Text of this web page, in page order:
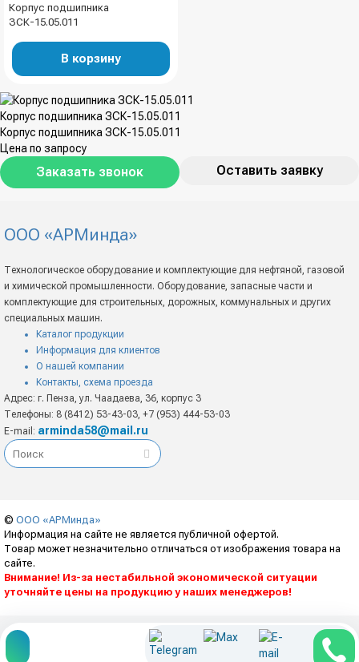
Корпус подшипника
ЗСК-15.05.011
В корзину
Корпус подшипника ЗСК-15.05.011
Корпус подшипника ЗСК-15.05.011
Цена по запросу
Заказать звонок Оставить заявку
ООО «АРМинда»
Технологическое оборудование и комплектующие для нефтяной, газовой
и химической промышленности. Оборудование, запасные части и
комплектующие для строительных, дорожных, коммунальных и других
специальных машин.
Каталог продукции
Информация для клиентов
О нашей компании
Контакты, схема проезда
Адрес: г. Пенза, ул. Чаадаева, 36, корпус 3
Телефоны: 8 (8412) 53-43-03, +7 (953) 444-53-03
E-mail: arminda58@mail.ru
© ООО «АРМинда»
Информация на сайте не является публичной офертой.
Товар может незначительно отличаться от изображения товара на
сайте.
Внимание! Из-за нестабильной экономической ситуации
уточняйте цены на продукцию у наших менеджеров!